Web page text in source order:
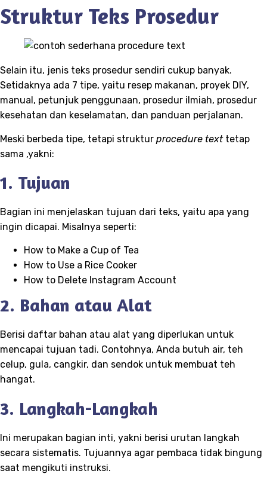
Struktur Teks Prosedur
Selain itu, jenis teks prosedur sendiri cukup banyak.
Setidaknya ada 7 tipe, yaitu resep makanan, proyek DIY,
manual, petunjuk penggunaan, prosedur ilmiah, prosedur
kesehatan dan keselamatan, dan panduan perjalanan.
Meski berbeda tipe, tetapi struktur procedure texttetap
sama ,yakni:
1. Tujuan
Bagian ini menjelaskan tujuan dari teks, yaitu apa yang
ingin dicapai. Misalnya seperti:
How to Make a Cup of Tea
How to Use a Rice Cooker
How to Delete Instagram Account
2. Bahan atau Alat
Berisi daftar bahan atau alat yang diperlukan untuk
mencapai tujuan tadi. Contohnya, Anda butuh air, teh
celup, gula, cangkir, dan sendok untuk membuat teh
hangat.
3. Langkah-Langkah
Ini merupakan bagian inti, yakni berisi urutan langkah
secara sistematis. Tujuannya agar pembaca tidak bingung
saat mengikuti instruksi.